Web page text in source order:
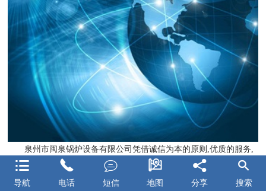

导航

电话

短信

地图

分享

搜索
泉州市闽泉锅炉设备有限公司凭借诚信为本的原则,优质的服务,
创新的管理理念、完善售后服务体系,使公司不断发展壮大。
Quanzhou Minquan Boiler Equipment Company With the principle